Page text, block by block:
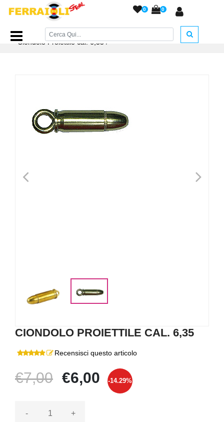
0 0
Home Page/TEMPO LIBERO/Voglia del superfluo
Ciondolo Proiettile cal. 6,35/
< >
CIONDOLO PROIETTILE CAL. 6,35
Recensisci questo articolo
€7,00 €6,00 -14.29%
- +